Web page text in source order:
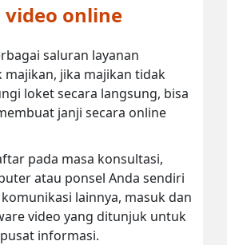
online
saluran layanan
jika majikan tidak
loket secara langsung, bisa
janji secara online
pada masa konsultasi,
atau ponsel Anda sendiri
lainnya, masuk dan
video yang ditunjuk untuk
informasi.